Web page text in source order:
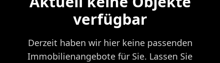
verfügbar
Derzeit haben wir hier keine passenden
Immobilienangebote für Sie. Lassen Sie